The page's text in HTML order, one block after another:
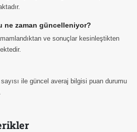
ne zaman güncelleniyor?
ve sonuçlar kesinleştikten
sayısı ile güncel averaj bilgisi puan durumu